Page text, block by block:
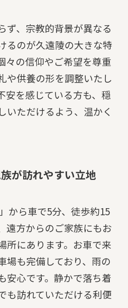
ず、宗教的背景が異なる
るのが久遠陵の大きな特
々の信仰やご希望を尊重
や供養の形を調整いたし
安を感じている方も、穏
いただけるよう、温かく
が訪れやすい立地
から車で5分、徒歩約15
遠方からのご家族にもお
所にあります。お車で来
場も完備しており、雨の
安心です。静かで落ち着
も訪れていただける利便